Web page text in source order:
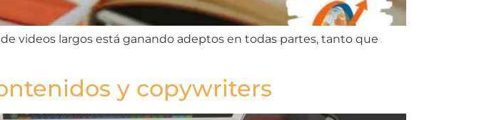
videos largos está ganando adeptos en todas partes, tanto que
y copywriters